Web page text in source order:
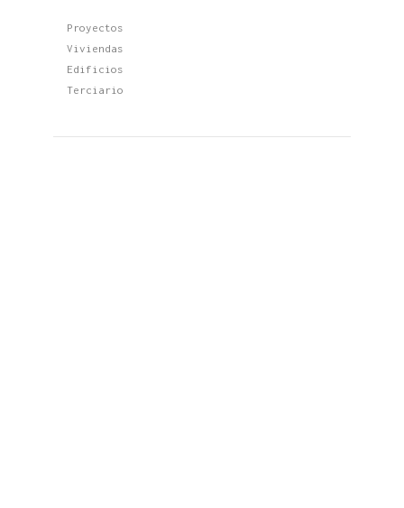
Proyectos
Viviendas
Edificios
Terciario